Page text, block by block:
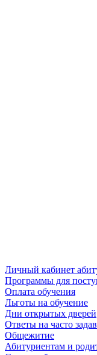
Личный кабинет
Программы для
Оплата обучения
Льготы на обучение
Дни открытых дверей
Ответы на часто
Общежитие
Абитуриентам и